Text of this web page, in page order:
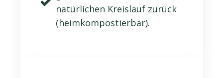
natürlichen Kreislauf zurück
(heimkompostierbar).